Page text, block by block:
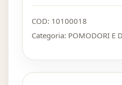
COD: 10100018
Categoria: POMODORI E